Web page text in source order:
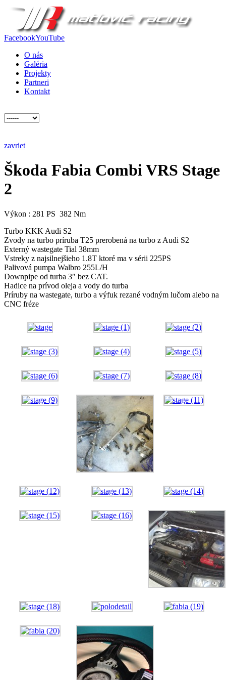
FacebookYouTube
O nás
Galéria
Projekty
Partneri
Kontakt
zavriet
Škoda Fabia Combi VRS Stage
2
Výkon : 281 PS 382 Nm
Turbo KKK Audi S2
Zvody na turbo príruba T25 prerobená na turbo z Audi S2
Externý wastegate Tial 38mm
Vstreky z najsilnejšieho 1.8T ktoré ma v sérii 225PS
Palivová pumpa Walbro 255L/H
Downpipe od turba 3″ bez CAT.
Hadice na prívod oleja a vody do turba
Príruby na wastegate, turbo a výfuk rezané vodným lučom alebo na
CNC fréze